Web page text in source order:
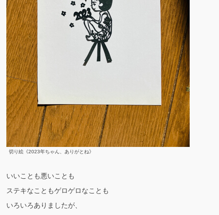
切り絵《2023年ちゃん、ありがとね》
いいことも悪いことも
ステキなこともゲロゲロなことも
いろいろありましたが、